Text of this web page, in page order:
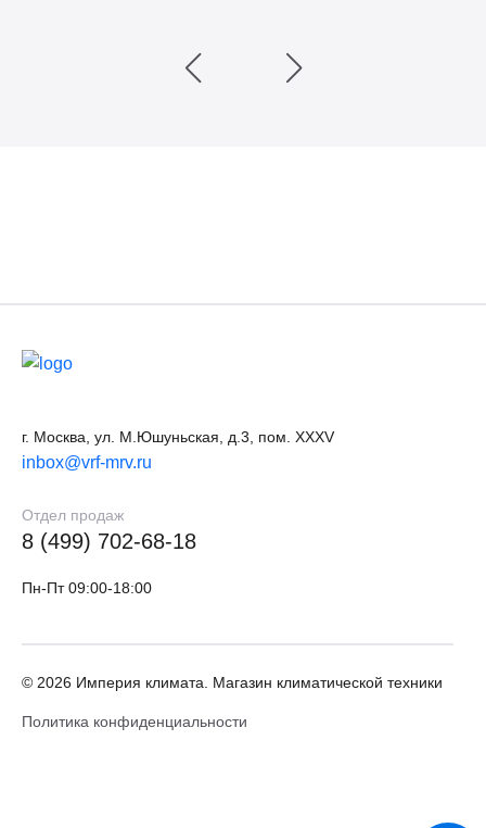
г. Москва, ул. М.Юшуньская, д.3, пом. XXXV
inbox@vrf-mrv.ru
Отдел продаж
8 (499) 702-68-18
Пн-Пт 09:00-18:00
© 2026 Империя климата. Магазин климатической техники
Политика конфиденциальности